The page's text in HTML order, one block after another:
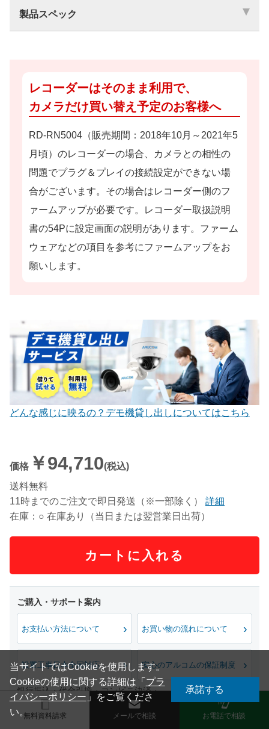
製品スペック
レコーダーはそのまま利用で、
カメラだけ買い替え予定のお客様へ
RD-RN5004（販売期間：2018年10月～2021年5
月頃）のレコーダーの場合、カメラとの相性の
問題でプラグ＆プレイの接続設定ができない場
合がございます。その場合はレコーダー側のフ
ァームアップが必要です。レコーダー取扱説明
書の54Pに設定画面の説明があります。ファーム
ウェアなどの項目を参考にファームアップをお
願いします。
どんな感じに映るの？デモ機貸し出しについてはこちら
価格 ￥94,710(税込)
送料無料
11時までのご注文で即日発送（※一部除く）
詳細
在庫：○ 在庫あり（当日または翌営業日出荷）
カートに入れる
お支払い方法について お買い物の流れについて
設置工事日本全国対応 安心のアルコムの保証制度
銀行振込・代金引換・コンビニ決済・
各種カード・分割払い・掛売対応（法人様）
無料資料請求 メールで相談 お電話で相談
当サイトではCookieを使用します。
Cookieの使用に関する詳細は「 プラ
イバシーポリシー 」をご覧くださ
い。
承諾する